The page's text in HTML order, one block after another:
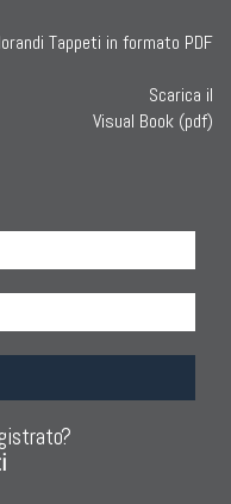
Scarica il
Visual Book (pdf)